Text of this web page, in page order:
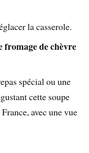
la casserole.
fromage de chèvre
spécial ou une
cette soupe
avec une vue